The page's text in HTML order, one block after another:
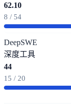
62.10
8 / 54
DeepSWE
深度工具
44
15 / 20